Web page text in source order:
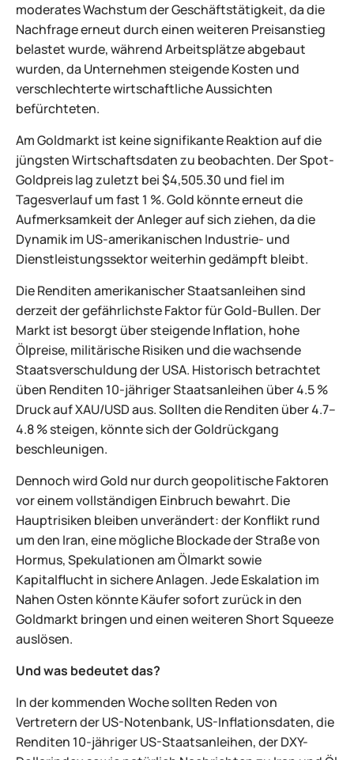
moderates Wachstum der Geschäftstätigkeit, da die
Nachfrage erneut durch einen weiteren Preisanstieg
belastet wurde, während Arbeitsplätze abgebaut
wurden, da Unternehmen steigende Kosten und
verschlechterte wirtschaftliche Aussichten
befürchteten.
Am Goldmarkt ist keine signifikante Reaktion auf die
jüngsten Wirtschaftsdaten zu beobachten. Der Spot-
Goldpreis lag zuletzt bei $4,505.30 und fiel im
Tagesverlauf um fast 1 %. Gold könnte erneut die
Aufmerksamkeit der Anleger auf sich ziehen, da die
Dynamik im US-amerikanischen Industrie- und
Dienstleistungssektor weiterhin gedämpft bleibt.
Die Renditen amerikanischer Staatsanleihen sind
derzeit der gefährlichste Faktor für Gold-Bullen. Der
Markt ist besorgt über steigende Inflation, hohe
Ölpreise, militärische Risiken und die wachsende
Staatsverschuldung der USA. Historisch betrachtet
üben Renditen 10-jähriger Staatsanleihen über 4.5 %
Druck auf XAU/USD aus. Sollten die Renditen über 4.7–
4.8 % steigen, könnte sich der Goldrückgang
beschleunigen.
Dennoch wird Gold nur durch geopolitische Faktoren
vor einem vollständigen Einbruch bewahrt. Die
Hauptrisiken bleiben unverändert: der Konflikt rund
um den Iran, eine mögliche Blockade der Straße von
Hormus, Spekulationen am Ölmarkt sowie
Kapitalflucht in sichere Anlagen. Jede Eskalation im
Nahen Osten könnte Käufer sofort zurück in den
Goldmarkt bringen und einen weiteren Short Squeeze
auslösen.
Und was bedeutet das?
In der kommenden Woche sollten Reden von
Vertretern der US-Notenbank, US-Inflationsdaten, die
Renditen 10-jähriger US-Staatsanleihen, der DXY-